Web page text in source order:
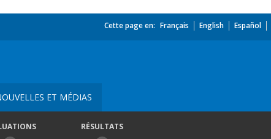
Cette page en: Français English Español
ET MÉDIAS
RÉSULTATS